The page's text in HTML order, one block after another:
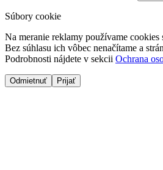
Súbory cookie
Na meranie reklamy používame
Bez súhlasu ich vôbec nenačítame a
Podrobnosti nájdete v sekcii Ochrana
Odmietnuť Prijať